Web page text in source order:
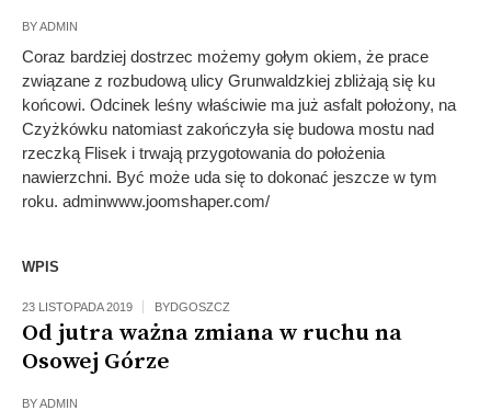
BYADMIN
Coraz bardziej dostrzec możemy gołym okiem, że prace
związane z rozbudową ulicy Grunwaldzkiej zbliżają się ku
końcowi. Odcinek leśny właściwie ma już asfalt położony, na
Czyżkówku natomiast zakończyła się budowa mostu nad
rzeczką Flisek i trwają przygotowania do położenia
nawierzchni. Być może uda się to dokonać jeszcze w tym
roku. adminwww.joomshaper.com/
WPIS
23 LISTOPADA 2019 BYDGOSZCZ
Od jutra ważna zmiana w ruchu na
Osowej Górze
BYADMIN